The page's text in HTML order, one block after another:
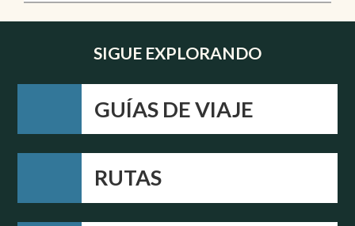
SIGUE EXPLORANDO
GUÍAS DE VIAJE
RUTAS